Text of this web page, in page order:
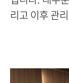
리고 이후 관